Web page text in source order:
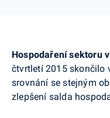
Hospodaření sektoru
čtvrtletí 2015 skončilo
srovnání se stejným
zlepšení salda